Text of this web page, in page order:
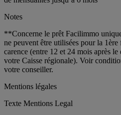
Notes
**Concerne le prêt Facilimmo
ne peuvent être utilisées pour la
carence (entre 12 et 24 mois après
votre Caisse régionale). Voir
votre conseiller.
Mentions légales
Texte Mentions Legal